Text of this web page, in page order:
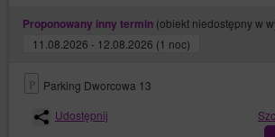
narzędzia: https://
Na stronie Serwisu są umieszczone
Administratorów takich jak, np.:
Proponowany inny termin (obiekt niedostępny w
11.08.2026 - 12.08.2026 (1 noc)
Parking Dworcowa 13
Udostępnij